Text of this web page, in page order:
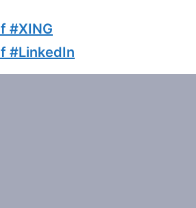
#XING
#LinkedIn